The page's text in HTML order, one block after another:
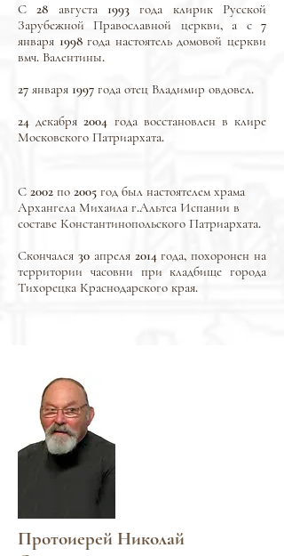
С 28 августа 1993 года клирик Русской
Зарубежной Православной церкви, а с 7
января 1998 года настоятель домовой церкви
вмч. Валентины.
27 января 1997 года отец Владимир овдовел.
24 декабря 2004 года восстановлен в клире
Московского Патриархата.
С 2002 по 2005 год был настоятелем храма
Архангела Михаила г.Альтеа Испании в
составе Константинопольского Патриархата.
Скончался 30 апреля 2014 года, похоронен на
территории часовни при кладбище города
Тихорецка Краснодарского края.
Протоиерей Николай